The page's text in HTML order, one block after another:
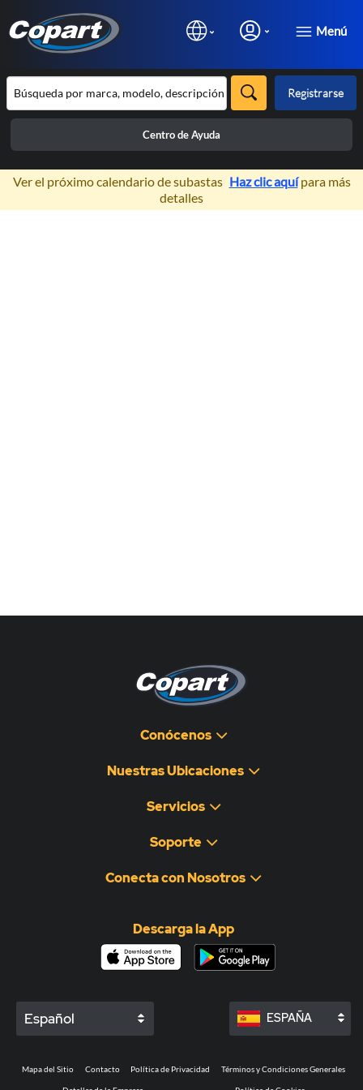
Menú
Registrarse
Centro de Ayuda
×
Ver el próximo calendario de subastas Haz clic aquípara más
detalles
Conócenos
Nuestras Ubicaciones
Servicios
Soporte
Conecta con Nosotros
Descarga la App
Español ESPAÑA
Mapa del Sitio Contacto Política de Privacidad Términos y Condiciones Generales